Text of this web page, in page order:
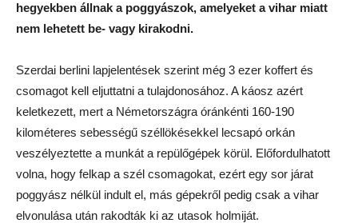
hegyekben állnak a poggyászok, amelyeket a vihar miatt
nem lehetett be- vagy kirakodni.
Szerdai berlini lapjelentések szerint még 3 ezer koffert és
csomagot kell eljuttatni a tulajdonosához. A káosz azért
keletkezett, mert a Németországra óránkénti 160-190
kilométeres sebességű széllökésekkel lecsapó orkán
veszélyeztette a munkát a repülőgépek körül. Előfordulhatott
volna, hogy felkap a szél csomagokat, ezért egy sor járat
poggyász nélkül indult el, más gépekről pedig csak a vihar
elvonulása után rakodták ki az utasok holmiját.